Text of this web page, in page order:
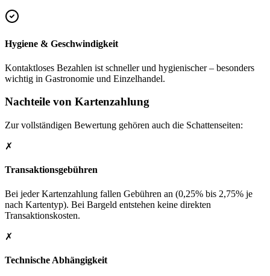
Hygiene & Geschwindigkeit
Kontaktloses Bezahlen ist schneller und hygienischer – besonders
wichtig in Gastronomie und Einzelhandel.
Nachteile von Kartenzahlung
Zur vollständigen Bewertung gehören auch die Schattenseiten:
✗
Transaktionsgebühren
Bei jeder Kartenzahlung fallen Gebühren an (0,25% bis 2,75% je
nach Kartentyp). Bei Bargeld entstehen keine direkten
Transaktionskosten.
✗
Technische Abhängigkeit